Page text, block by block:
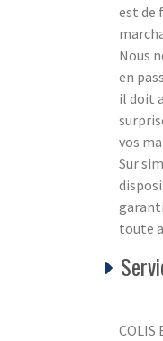
est de
Nous
en
il doit
vos
Sur
toute
COLIS